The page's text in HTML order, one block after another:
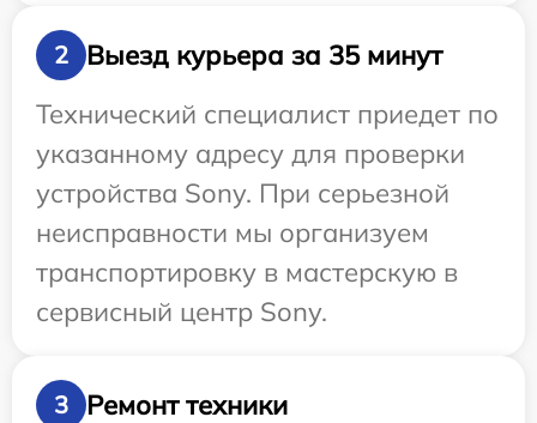
2
Выезд курьера за 35 минут
Технический специалист приедет по
указанному адресу для проверки
устройства Sony. При серьезной
неисправности мы организуем
транспортировку в мастерскую в
сервисный центр Sony.
3
Ремонт техники